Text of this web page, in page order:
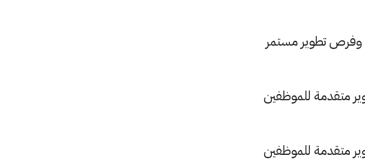
وفرص تطوير مستمر
متقدمة للموظفين
متقدمة للموظفين